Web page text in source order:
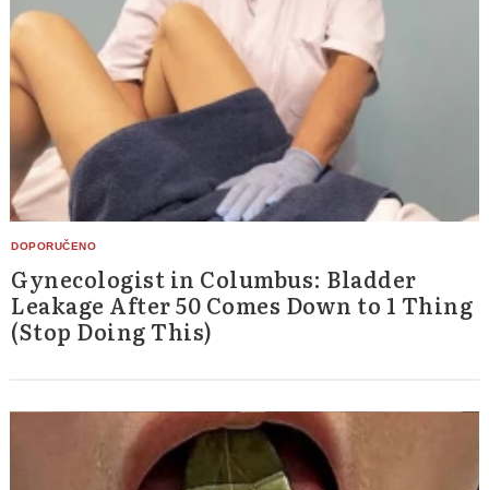
Gynecologist in Columbus: Bladder
Leakage After 50 Comes Down to 1 Thing
(Stop Doing This)